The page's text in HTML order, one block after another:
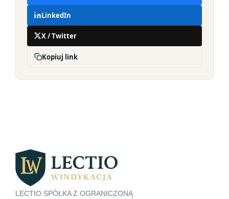
LinkedIn
X / Twitter
Kopiuj link
LECTIO SPÓŁKA Z OGRANICZONĄ